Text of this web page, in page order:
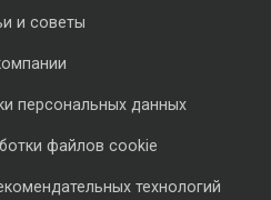
и советы
персональных данных
файлов cookie
технологий